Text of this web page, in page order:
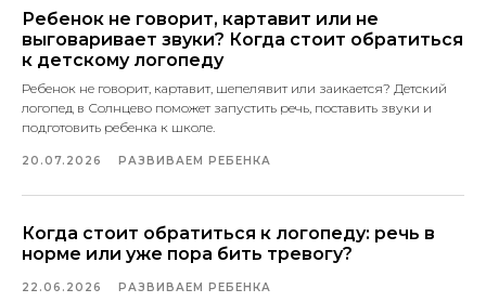
Ребенок не говорит, картавит или не
выговаривает звуки? Когда стоит обратиться
к детскому логопеду
Ребенок не говорит, картавит, шепелявит или заикается? Детский
логопед в Солнцево поможет запустить речь, поставить звуки и
подготовить ребенка к школе.
20.07.2026 РАЗВИВАЕМ РЕБЕНКА
Когда стоит обратиться к логопеду: речь в
норме или уже пора бить тревогу?
22.06.2026 РАЗВИВАЕМ РЕБЕНКА